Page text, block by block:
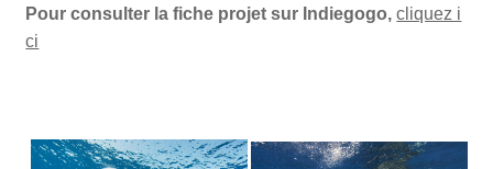
Pour consulter la fiche projet sur Indiegogo,cliquez i
ci